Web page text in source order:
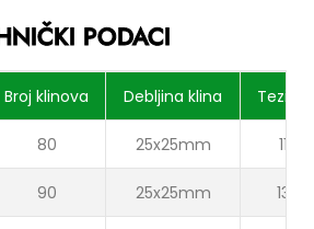
PODACI
Broj klinova Debljina klina Tezina
80 25x25mm 1180
90 25x25mm 1360